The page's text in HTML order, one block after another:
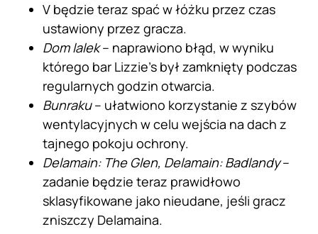
V będzie teraz spać w łóżku przez czas
ustawiony przez gracza.
Dom lalek– naprawiono błąd, w wyniku
którego bar Lizzie’s był zamknięty podczas
regularnych godzin otwarcia.
Bunraku– ułatwiono korzystanie z szybów
wentylacyjnych w celu wejścia na dach z
tajnego pokoju ochrony.
Delamain: The Glen, Delamain: Badlandy–
zadanie będzie teraz prawidłowo
sklasyfikowane jako nieudane, jeśli gracz
zniszczy Delamaina.